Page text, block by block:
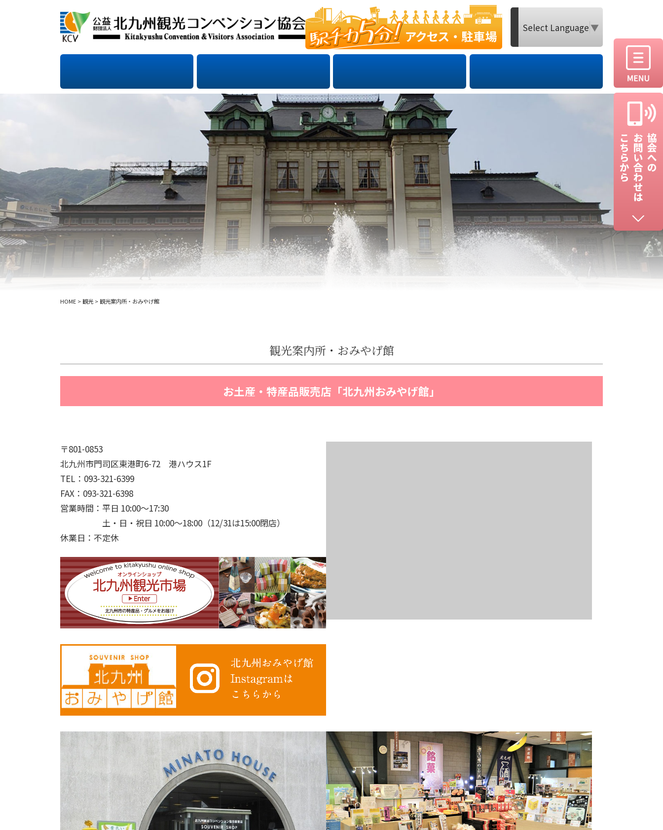
Select Language ▼
HOME > 観光 > 観光案内所・おみやげ館
観光案内所・おみやげ館
お土産・特産品販売店「北九州おみやげ館」
〒801-0853
北九州市門司区東港町6-72 港ハウス1F
TEL：093-321-6399
FAX：093-321-6398
営業時間：平日 10:00～17:30
土・日・祝日 10:00～18:00（12/31は15:00閉店）
休業日：不定休